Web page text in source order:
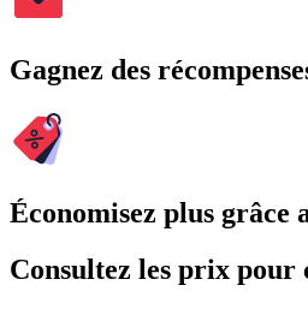
Gagnez des
Économisez plus grâce
Consultez les prix pour